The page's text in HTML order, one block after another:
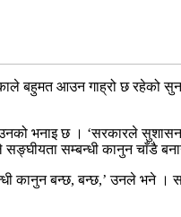
बहुमत आउन गाह्रो छ रहेको
भनाइ छ । ‘सरकारले
सम्बन्धी कानुन चाँडै
कानुन बन्छ, बन्छ,’ उनले भने ।